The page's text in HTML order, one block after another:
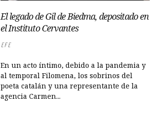
El legado de Gil de Biedma, depositado en
el Instituto Cervantes
EFE
En un acto íntimo, debido a la pandemia y
al temporal Filomena, los sobrinos del
poeta catalán y una representante de la
agencia Carmen...